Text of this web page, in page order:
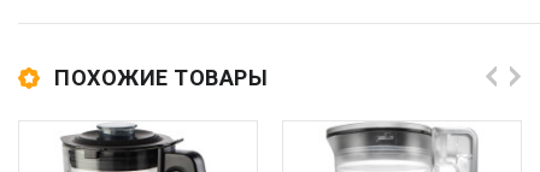
ПОХОЖИЕ ТОВАРЫ